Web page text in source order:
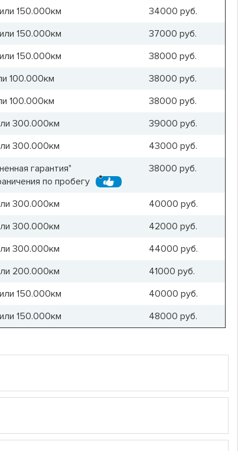
150.000км 34000 руб.
150.000км 37000 руб.
150.000км 38000 руб.
100.000км 38000 руб.
100.000км 38000 руб.
300.000км 39000 руб.
300.000км 43000 руб.
гарантия"
по пробегу
38000 руб.
300.000км 40000 руб.
300.000км 42000 руб.
300.000км 44000 руб.
200.000км 41000 руб.
150.000км 40000 руб.
150.000км 48000 руб.